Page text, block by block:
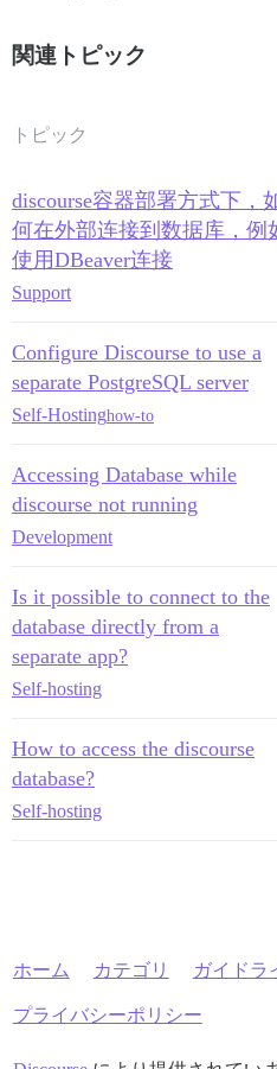
関連トピック
トピック
discourse容器部署方式下，
何在外部连接到数据库，例
使用DBeaver连接
Support
Configure Discourse to use a
separate PostgreSQL server
Self-Hostinghow-to
Accessing Database while
discourse not running
Development
Is it possible to connect to the
database directly from a
separate app?
Self-hosting
How to access the discourse
database?
Self-hosting
ホーム カテゴリ ガイドラ
プライバシーポリシー